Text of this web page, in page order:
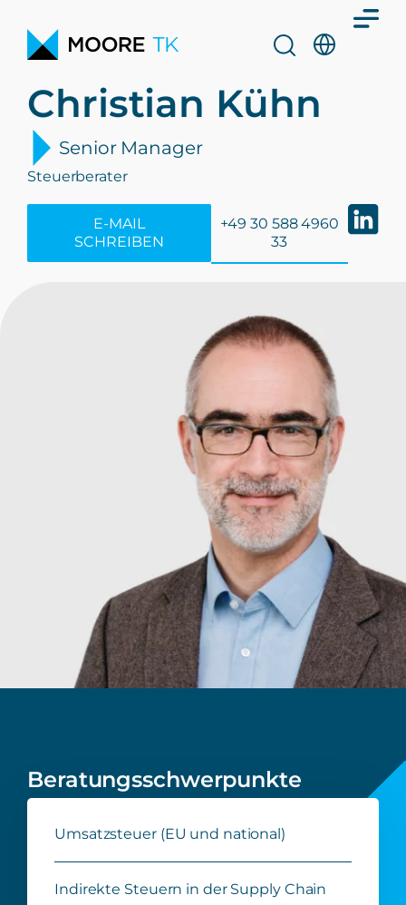
Christian Kühn
Senior Manager
Steuerberater
E-MAIL
SCHREIBEN
+49 30 588 4960
33
Beratungsschwerpunkte
Umsatzsteuer (EU und national)
Indirekte Steuern in der Supply Chain